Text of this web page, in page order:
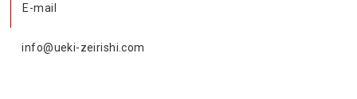
E-mail
info@ueki-zeirishi.com